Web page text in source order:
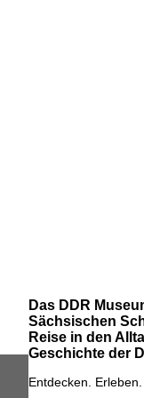
Das DDR
Sächsischen
Reise in den
Geschichte der
Entdecken.